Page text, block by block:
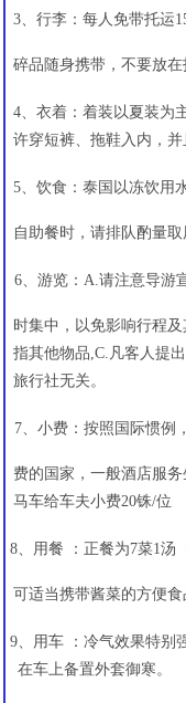
3、行李：每人免带托运
碎品随身携带，不要放
4、衣着：着装以夏装为
许穿短裤、拖鞋入内，并
5、饮食：泰国以冻饮用
自助餐时，请排队酌量
6、游览：A.请注意导游
时集中，以免影响行程
指其他物品,C.凡客人提
旅行社无关。
7、小费：按照国际惯例
费的国家，一般酒店服
马车给车夫小费20铢/位
8、用餐 ：正餐为7菜1汤
可适当携带酱菜的方便食
9、用车 ：冷气效果特别
在车上备置外套御寒。